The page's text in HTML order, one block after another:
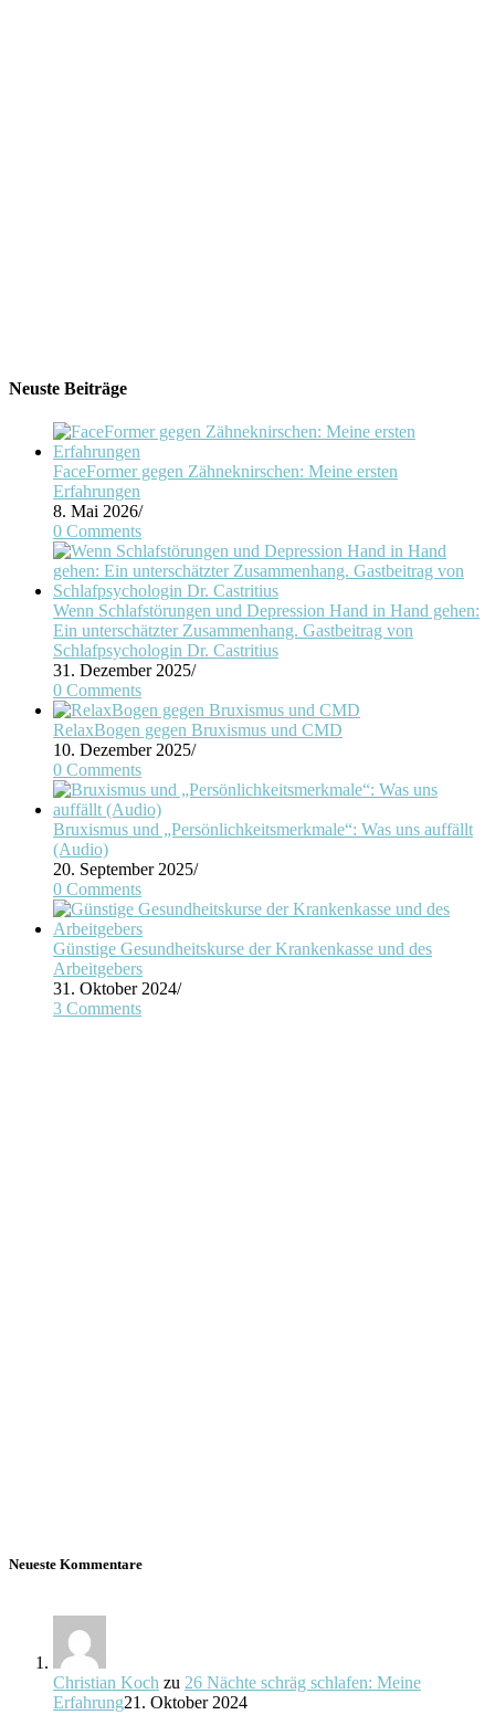
Neuste Beiträge
FaceFormer gegen Zähneknirschen: Meine ersten
Erfahrungen
8. Mai 2026/
0 Comments
Wenn Schlafstörungen und Depression Hand in Hand gehen:
Ein unterschätzter Zusammenhang. Gastbeitrag von
Schlafpsychologin Dr. Castritius
31. Dezember 2025/
0 Comments
RelaxBogen gegen Bruxismus und CMD
10. Dezember 2025/
0 Comments
Bruxismus und „Persönlichkeitsmerkmale“: Was uns auffällt
(Audio)
20. September 2025/
0 Comments
Günstige Gesundheitskurse der Krankenkasse und des
Arbeitgebers
31. Oktober 2024/
3 Comments
Neueste Kommentare
Christian Koch zu 26 Nächte schräg schlafen: Meine
Erfahrung21. Oktober 2024